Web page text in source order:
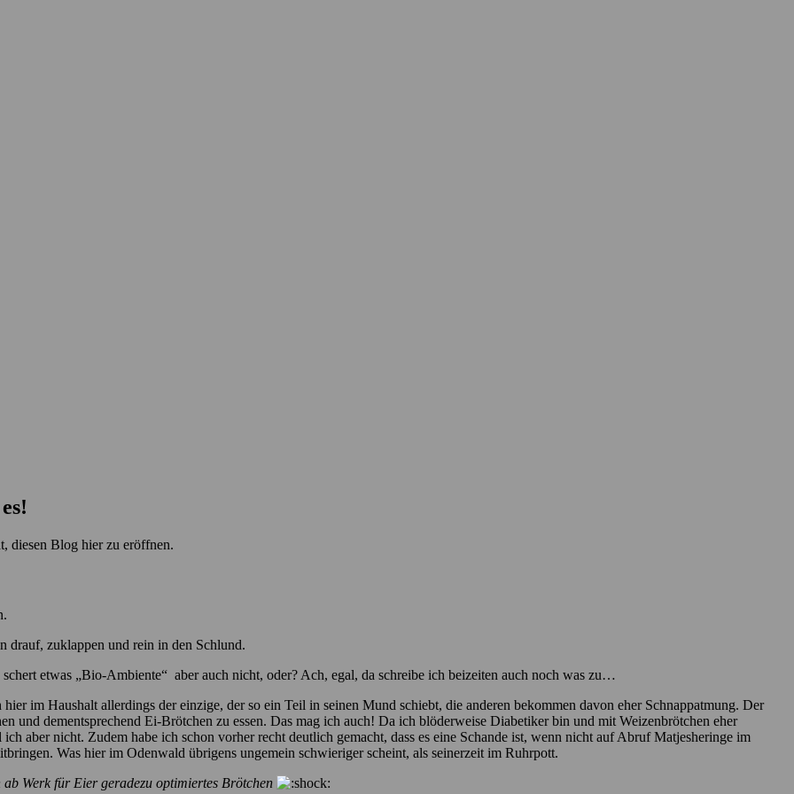
diesen Blog hier zu eröffnen.
drauf, zuklappen und rein in den Schlund.
etwas „Bio-Ambiente“ aber auch nicht, oder? Ach, egal, da schreibe ich beizeiten auch noch was zu…
im Haushalt allerdings der einzige, der so ein Teil in seinen Mund schiebt, die anderen bekommen davon eher Schnappatmung. Der
und dementsprechend Ei-Brötchen zu essen. Das mag ich auch! Da ich blöderweise Diabetiker bin und mit Weizenbrötchen eher
aber nicht. Zudem habe ich schon vorher recht deutlich gemacht, dass es eine Schande ist, wenn nicht auf Abruf Matjesheringe im
Was hier im Odenwald übrigens ungemein schwieriger scheint, als seinerzeit im Ruhrpott.
Werk für Eier geradezu optimiertes Brötchen